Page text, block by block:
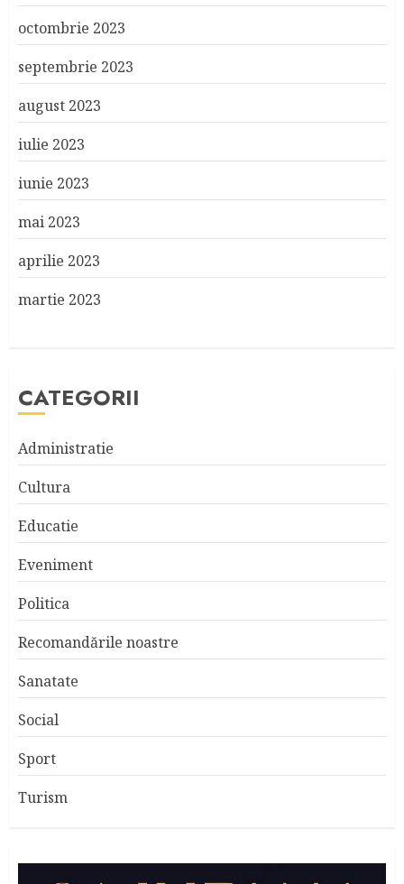
octombrie 2023
septembrie 2023
august 2023
iulie 2023
iunie 2023
mai 2023
aprilie 2023
martie 2023
CATEGORII
Administratie
Cultura
Educatie
Eveniment
Politica
Recomandările noastre
Sanatate
Social
Sport
Turism